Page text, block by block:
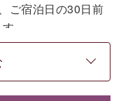
ご宿泊日の30日前
。
2食付きでご利用ご
割プラン（30日前